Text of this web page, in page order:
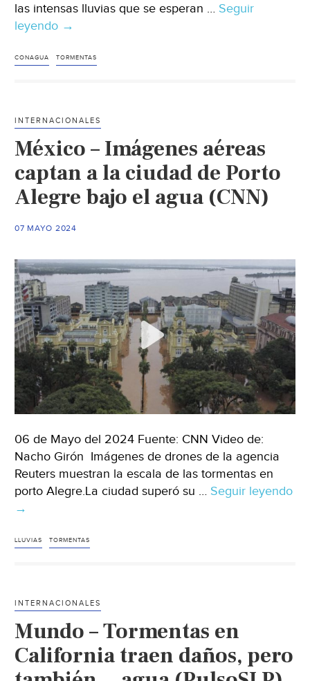
las intensas lluvias que se esperan … Seguir
leyendo México
¿Por
‘bajo
el
Estos
son
estados
esperan
lluvias
y
tormentas
(El
Financiero)
→
CONAGUA TORMENTAS
INTERNACIONALES
México – Imágenes aéreas
captan a la ciudad de Porto
Alegre bajo el agua (CNN)
07 MAYO 2024
06 de Mayo del 2024 Fuente: CNN Video de:
Nacho Girón Imágenes de drones de la agencia
Reuters muestran la escala de las tormentas en
porto Alegre.La ciudad superó su … Seguir leyendo
México
Imágenes
la
ciudad
de
Porto
→
LLUVIAS TORMENTAS
INTERNACIONALES
Mundo – Tormentas en
California traen daños, pero